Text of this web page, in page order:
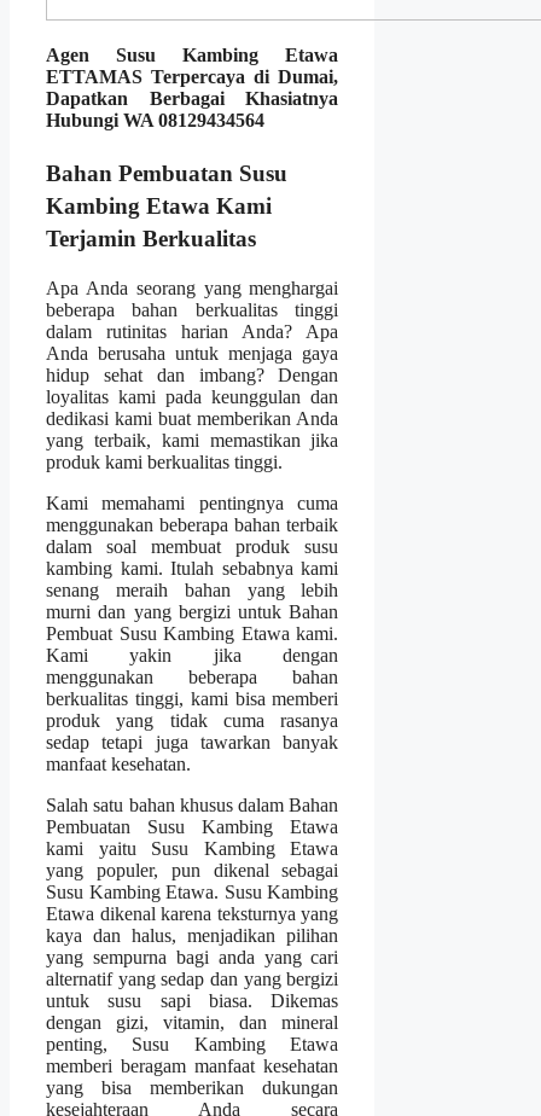
Agen Susu Kambing Etawa
ETTAMAS Terpercaya di Dumai,
Dapatkan Berbagai Khasiatnya
Hubungi WA 08129434564
Bahan Pembuatan Susu
Kambing Etawa Kami
Terjamin Berkualitas
Apa Anda seorang yang menghargai
beberapa bahan berkualitas tinggi
dalam rutinitas harian Anda? Apa
Anda berusaha untuk menjaga gaya
hidup sehat dan imbang? Dengan
loyalitas kami pada keunggulan dan
dedikasi kami buat memberikan Anda
yang terbaik, kami memastikan jika
produk kami berkualitas tinggi.
Kami memahami pentingnya cuma
menggunakan beberapa bahan terbaik
dalam soal membuat produk susu
kambing kami. Itulah sebabnya kami
senang meraih bahan yang lebih
murni dan yang bergizi untuk Bahan
Pembuat Susu Kambing Etawa kami.
Kami yakin jika dengan
menggunakan beberapa bahan
berkualitas tinggi, kami bisa memberi
produk yang tidak cuma rasanya
sedap tetapi juga tawarkan banyak
manfaat kesehatan.
Salah satu bahan khusus dalam Bahan
Pembuatan Susu Kambing Etawa
kami yaitu Susu Kambing Etawa
yang populer, pun dikenal sebagai
Susu Kambing Etawa. Susu Kambing
Etawa dikenal karena teksturnya yang
kaya dan halus, menjadikan pilihan
yang sempurna bagi anda yang cari
alternatif yang sedap dan yang bergizi
untuk susu sapi biasa. Dikemas
dengan gizi, vitamin, dan mineral
penting, Susu Kambing Etawa
memberi beragam manfaat kesehatan
yang bisa memberikan dukungan
kesejahteraan Anda secara